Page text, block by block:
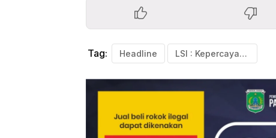
Tag: Headline LSI : Kepercayaan Publik Kepada Polri Terus Naik Diatas KPK